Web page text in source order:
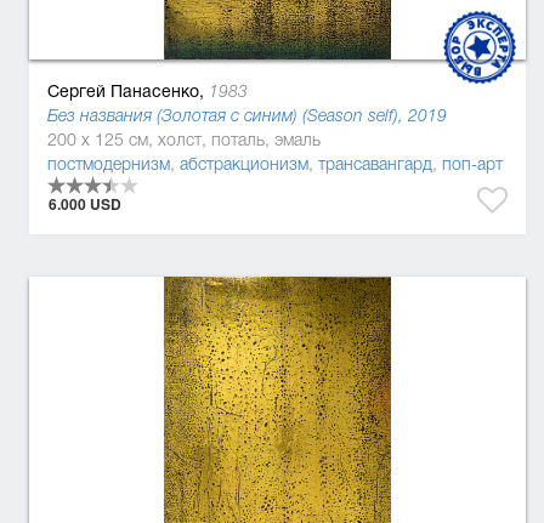
Сергей Панасенко, 1983
Без названия (Золотая с синим) (Season self), 2019
200 x 125 см, холст, поталь, эмаль
постмодернизм, абстракционизм, трансавангард, поп-арт
6.000 USD